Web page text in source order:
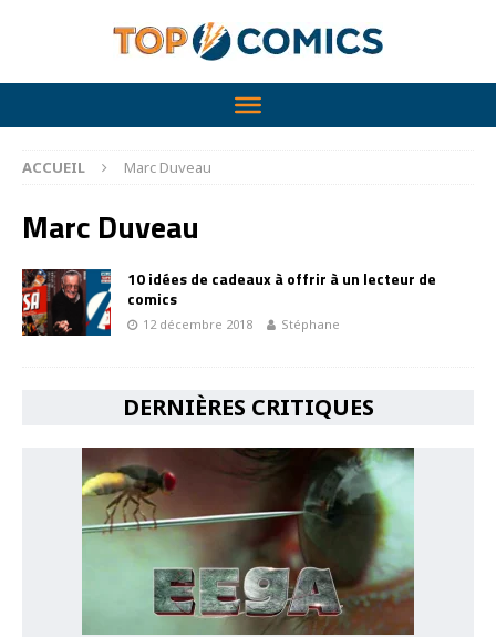
ACCUEIL Marc Duveau
Marc Duveau
10 idées de cadeaux à offrir à un lecteur de
comics
12 décembre 2018 Stéphane
DERNIÈRES CRITIQUES